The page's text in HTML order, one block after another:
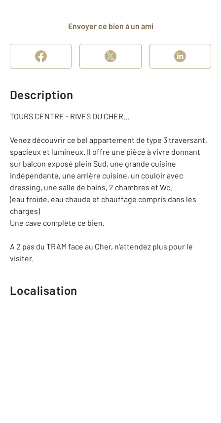
Envoyer ce bien à un ami
Description
TOURS CENTRE - RIVES DU CHER...
Venez découvrir ce bel appartement de type 3 traversant,
spacieux et lumineux. Il offre une pièce à vivre donnant
sur balcon exposé plein Sud, une grande cuisine
indépendante, une arrière cuisine, un couloir avec
dressing, une salle de bains, 2 chambres et Wc.
(eau froide, eau chaude et chauffage compris dans les
charges)
Une cave complète ce bien.
A 2 pas du TRAM face au Cher, n'attendez plus pour le
visiter.
Localisation